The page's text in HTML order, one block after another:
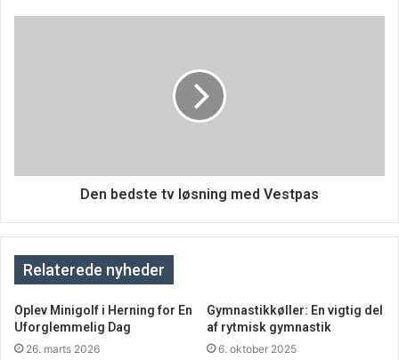
Kom og oplev
Den bedste tv løsning med Vestpas
Relaterede nyheder
Oplev Minigolf i Herning for En
Uforglemmelig Dag
26. marts 2026
Gymnastikkøller: En vigtig del
af rytmisk gymnastik
6. oktober 2025